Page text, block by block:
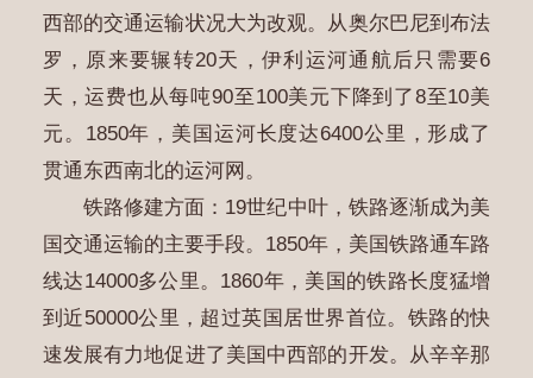
西部的交通运输状况大为改观。从奥尔巴尼到布法
罗，原来要辗转20天，伊利运河通航后只需要6
天，运费也从每吨90至100美元下降到了8至10美
元。1850年，美国运河长度达6400公里，形成了
贯通东西南北的运河网。
铁路修建方面：19世纪中叶，铁路逐渐成为美
国交通运输的主要手段。1850年，美国铁路通车路
线达14000多公里。1860年，美国的铁路长度猛增
到近50000公里，超过英国居世界首位。铁路的快
速发展有力地促进了美国中西部的开发。从辛辛那